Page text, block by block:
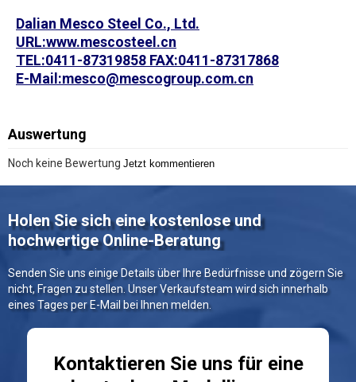
Dalian Mesco Steel Co., Ltd.
URL:www.mescosteel.cn
TEL:0411-87319858 FAX:0411-87317868
E-Mail:mesco@mescogroup.com.cn
Auswertung
Noch keine Bewertung Jetzt kommentieren
Holen Sie sich eine kostenlose und
hochwertige Online-Beratung
Senden Sie uns einige Details über Ihre Bedürfnisse und zögern Sie
nicht, Fragen zu stellen. Unser Verkaufsteam wird sich innerhalb
eines Tages per E-Mail bei Ihnen melden.
Kontaktieren Sie uns für eine